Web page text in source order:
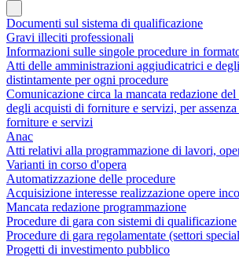
Documenti sul sistema di qualificazione
Gravi illeciti professionali
Informazioni sulle singole procedure in
Atti delle amministrazioni aggiudicatrici e
distintamente per ogni procedure
Comunicazione circa la mancata redazione
degli acquisti di forniture e servizi, per
forniture e servizi
Anac
Atti relativi alla programmazione di lavori,
Varianti in corso d'opera
Automatizzazione delle procedure
Acquisizione interesse realizzazione opere
Mancata redazione programmazione
Procedure di gara con sistemi di qualificazione
Procedure di gara regolamentate (settori
Progetti di investimento pubblico